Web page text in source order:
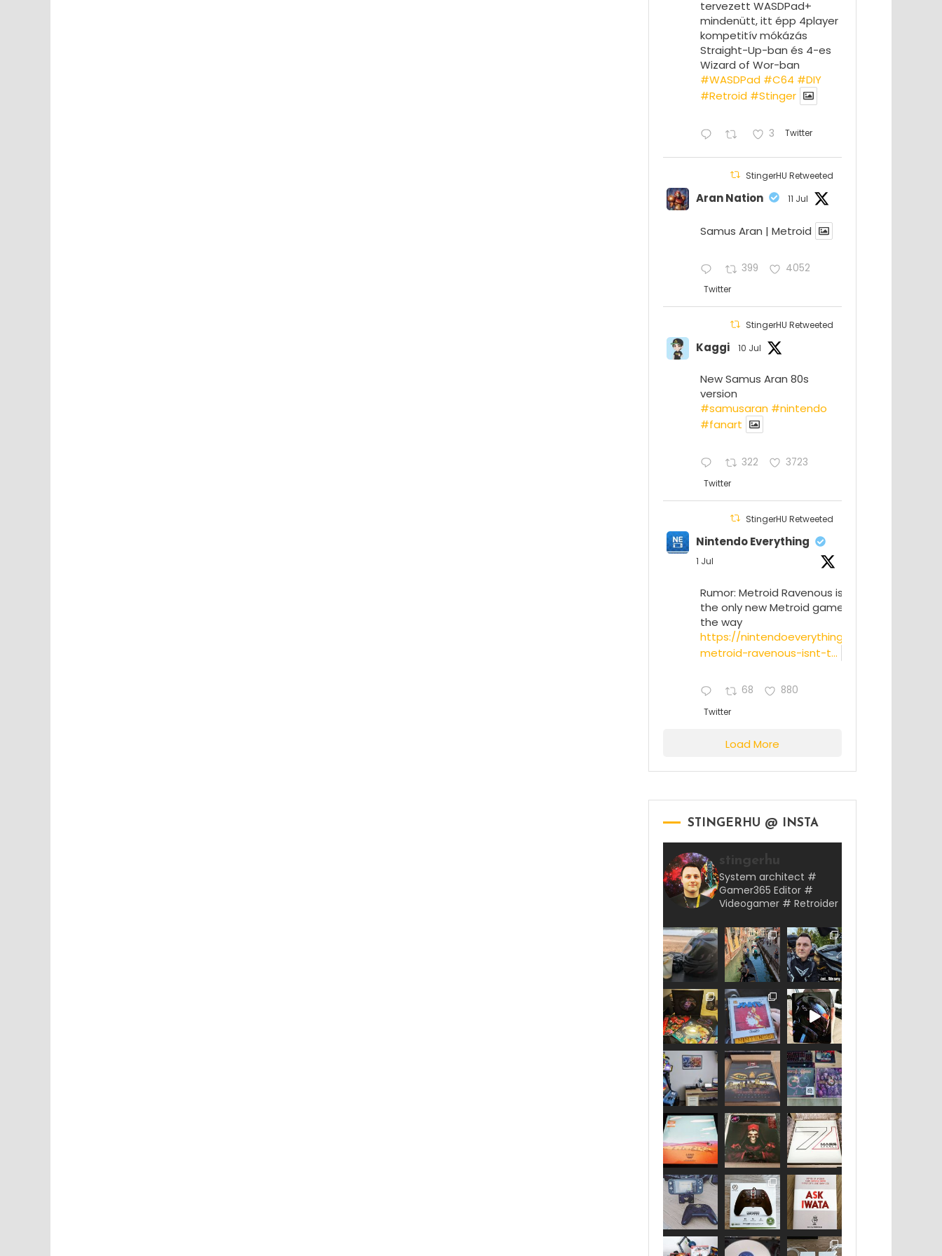
tervezett WASDPad+
mindenütt, itt épp 4player
kompetitív mókázás
Straight-Up-ban és 4-es
Wizard of Wor-ban
#WASDPad #C64 #DIY
#Retroid #Stinger
3 Twitter
StingerHU Retweeted
Aran Nation 11 Jul
Samus Aran | Metroid
399 4052
Twitter
StingerHU Retweeted
Kaggi 10 Jul
New Samus Aran 80s
version
#samusaran #nintendo
#fanartㅤㅤㅤㅤ
322 3723
Twitter
StingerHU Retweeted
Nintendo Everything
1 Jul
Rumor: Metroid Ravenous isn’t
the only new Metroid game on
the way
https://nintendoeverything.com/rumor-
metroid-ravenous-isnt-t...
68 880
Twitter
Load More
STINGERHU @ INSTA
stingerhu
System architect #
Gamer365 Editor #
Videogamer # Retroider